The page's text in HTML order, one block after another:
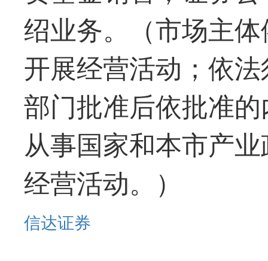
绍业务。（市场主
开展经营活动；依
部门批准后依批准
从事国家和本市产
经营活动。）
信达证券